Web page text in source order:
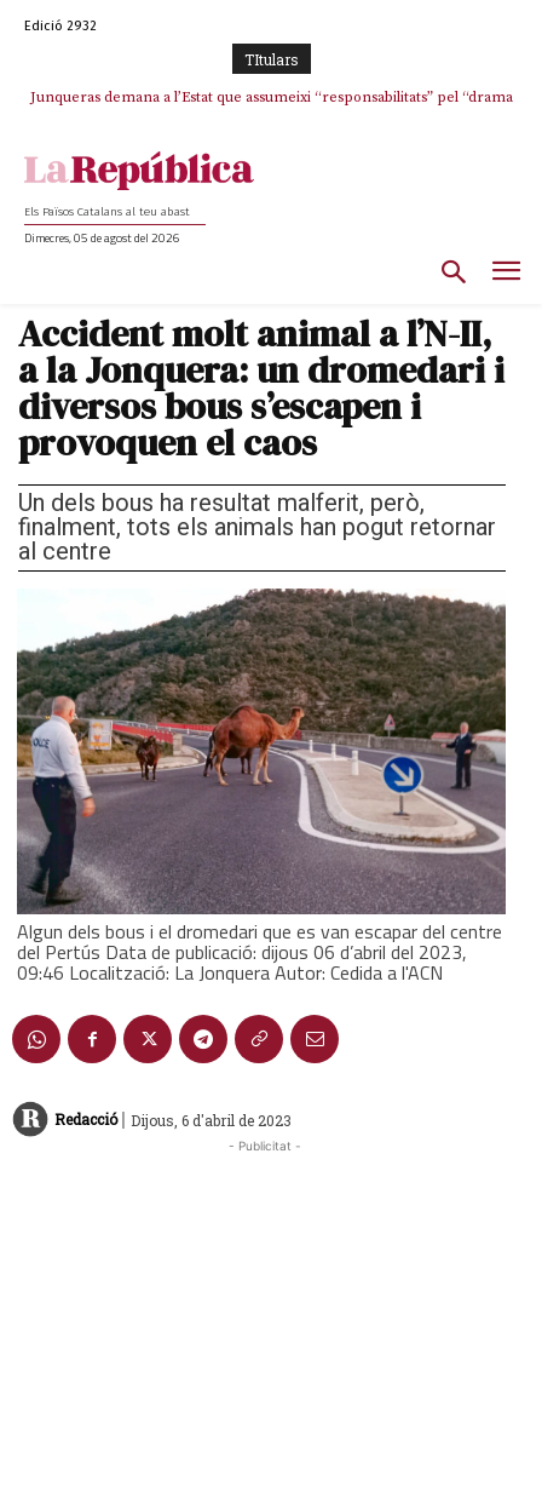
Edició 2932
TItulars
Junqueras demana a l’Estat que assumeixi “responsabilitats” pel “drama
L’abandonament de les seleccions catalanes per part de la UFEC
Els Països Catalans al teu abast
Dimecres, 05 de agost del 2026
Accident molt animal a l’N-II,
a la Jonquera: un dromedari i
diversos bous s’escapen i
provoquen el caos
Un dels bous ha resultat malferit, però,
finalment, tots els animals han pogut retornar
al centre
Algun dels bous i el dromedari que es van escapar del centre
del Pertús Data de publicació: dijous 06 d’abril del 2023,
09:46 Localització: La Jonquera Autor: Cedida a l'ACN
Redacció | Dijous, 6 d'abril de 2023
- Publicitat -